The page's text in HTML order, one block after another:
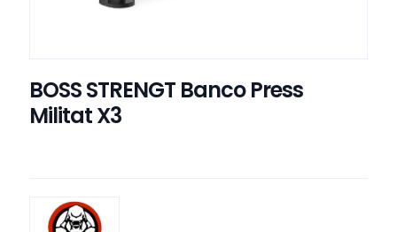
BOSS STRENGT Banco Press
Militat X3